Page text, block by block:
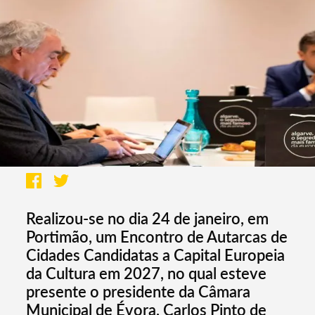
Realizou-se no dia 24 de janeiro, em
Portimão, um Encontro de Autarcas de
Cidades Candidatas a Capital Europeia
da Cultura em 2027, no qual esteve
presente o presidente da Câmara
Municipal de Évora, Carlos Pinto de